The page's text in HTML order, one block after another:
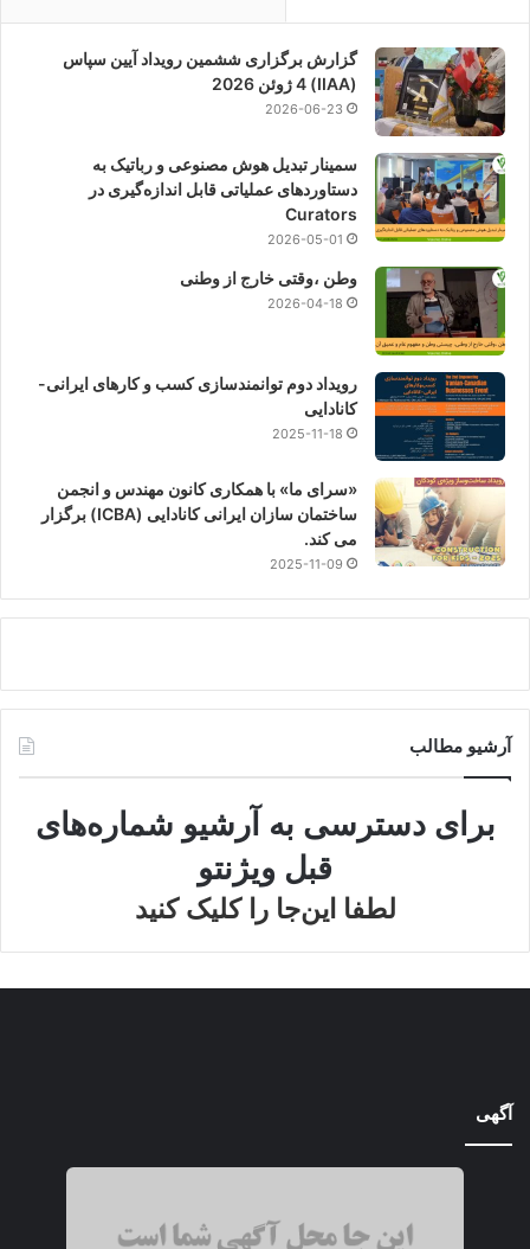
گزارش برگزاری ششمین رویداد آیین سپاس
(IIAA) 4 ژوئن 2026
2026-06-23
سمینار تبدیل هوش مصنوعی و رباتیک به
دستاوردهای عملیاتی قابل اندازه‌گیری در
Curators
2026-05-01
وطن ،وقتی خارج از وطنی
2026-04-18
رویداد دوم توانمندسازی کسب و کارهای ایرانی-
کانادایی
2025-11-18
«سرای ما» با همکاری کانون مهندس و انجمن
ساختمان سازان ایرانی کانادایی (ICBA) برگزار
می کند.
2025-11-09
آرشیو مطالب
برای دسترسی به آرشیو شماره‌های
قبل ویژنتو
لطفا این‌جا را کلیک کنید
آگهی